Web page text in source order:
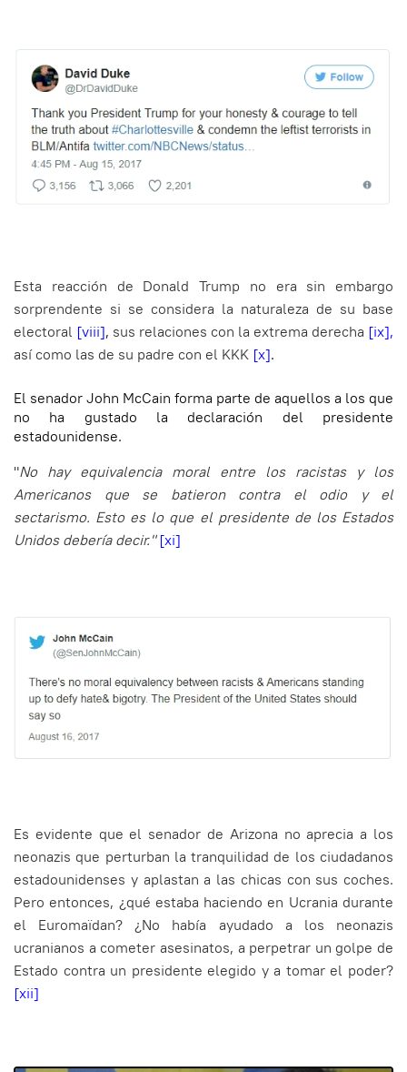
Esta reacción de Donald Trump no era sin embargo
sorprendente si se considera la naturaleza de su base
electoral [viii], sus relaciones con la extrema derecha [ix],
así como las de su padre con el KKK [x].
El senador John McCain forma parte de aquellos a los que
no ha gustado la declaración del presidente
estadounidense.
"No hay equivalencia moral entre los racistas y los
Americanos que se batieron contra el odio y el
sectarismo. Esto es lo que el presidente de los Estados
Unidos debería decir."[xi]
Es evidente que el senador de Arizona no aprecia a los
neonazis que perturban la tranquilidad de los ciudadanos
estadounidenses y aplastan a las chicas con sus coches.
Pero entonces, ¿qué estaba haciendo en Ucrania durante
el Euromaïdan? ¿No había ayudado a los neonazis
ucranianos a cometer asesinatos, a perpetrar un golpe de
Estado contra un presidente elegido y a tomar el poder?
[xii]